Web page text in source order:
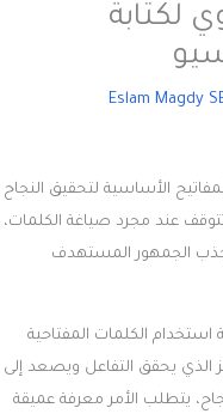
لكتابة
Eslam Magdy
الأساسية لتحقيق النجاح
تتوقف عند مجرد صياغة الكلمات،
الجمهور المستهدف
استخدام الكلمات المفتاحية
الذي يحقق التفاعل ويصعد إلى
يتطلب الأمر معرفة عميقة